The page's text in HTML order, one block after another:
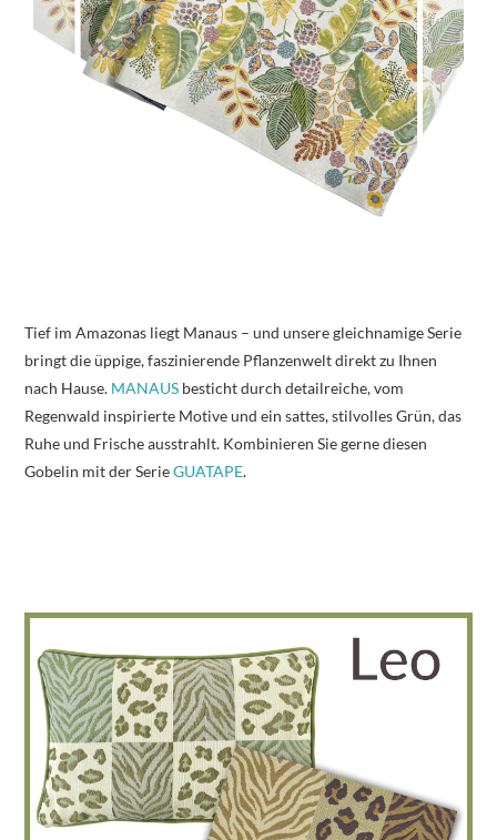
Tief im Amazonas liegt Manaus – und unsere gleichnamige Serie
bringt die üppige, faszinierende Pflanzenwelt direkt zu Ihnen
nach Hause. MANAUS besticht durch detailreiche, vom
Regenwald inspirierte Motive und ein sattes, stilvolles Grün, das
Ruhe und Frische ausstrahlt. Kombinieren Sie gerne diesen
Gobelin mit der SerieGUATAPE.